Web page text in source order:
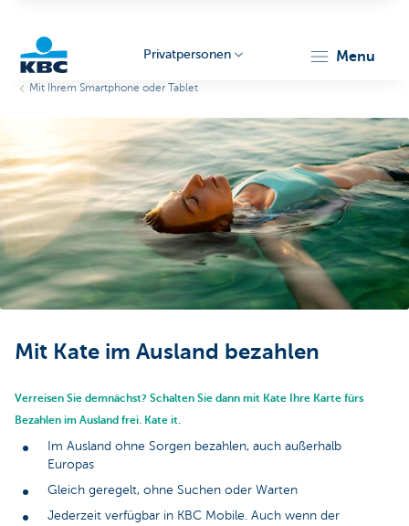
Particulieren
Privatpersonen menu
Mit Ihrem Smartphone oder Tablet
Mit Kate im Ausland bezahlen
Verreisen Sie demnächst? Schalten Sie dann mit Kate Ihre Karte fürs
Bezahlen im Ausland frei. Kate it.
Im Ausland ohne Sorgen bezahlen, auch außerhalb
Europas
Gleich geregelt, ohne Suchen oder Warten
Jederzeit verfügbar in KBC Mobile. Auch wenn der